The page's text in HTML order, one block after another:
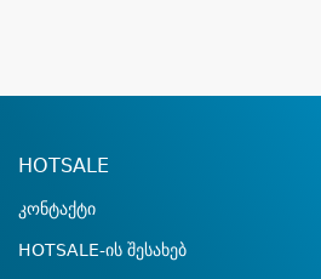
HOTSALE
კონტაქტი
HOTSALE-ის შესახებ